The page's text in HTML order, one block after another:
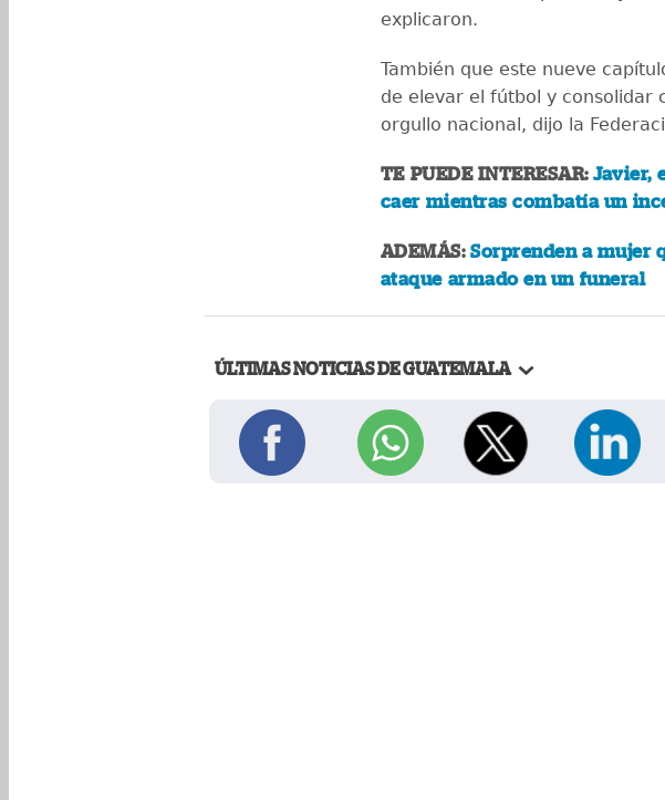
explicaron.
También que este nueve
de elevar el fútbol y consolidar
orgullo nacional, dijo la
TE PUEDE INTERESAR:Javier,
caer mientras combatía un
ADEMÁS:Sorprenden a mujer
ataque armado en un funeral
ÚLTIMAS NOTICIAS DE GUATEMALA